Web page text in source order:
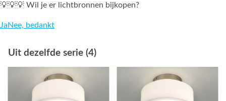
💡💡💡 Wil je er lichtbronnen bijkopen?
JaNee, bedankt
Uit dezelfde serie (4)